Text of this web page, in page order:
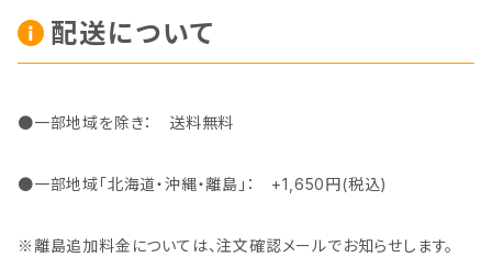
配送について
●一部地域を除き： 送料無料
●一部地域「北海道・沖縄・離島」： +1,650円(税込)
※離島追加料金については、注文確認メールでお知らせします。